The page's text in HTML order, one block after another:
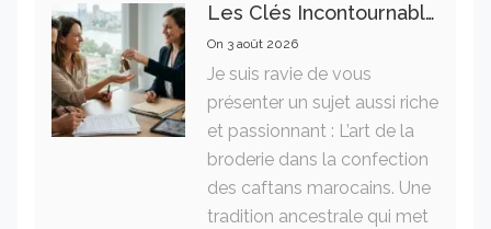
Les Clés Incontournables Pour Réussir Vos Transactions Immobilières
On 3 août 2026
Je suis ravie de vous
présenter un sujet aussi riche
et passionnant : L’art de la
broderie dans la confection
des caftans marocains. Une
tradition ancestrale qui met